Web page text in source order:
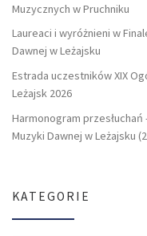
Muzycznych w Pruchniku
Laureaci i wyróżnieni w
Dawnej w Leżajsku
Estrada uczestników XIX
Leżajsk 2026
Harmonogram przesłuchań
Muzyki Dawnej w Leżajsku
KATEGORIE